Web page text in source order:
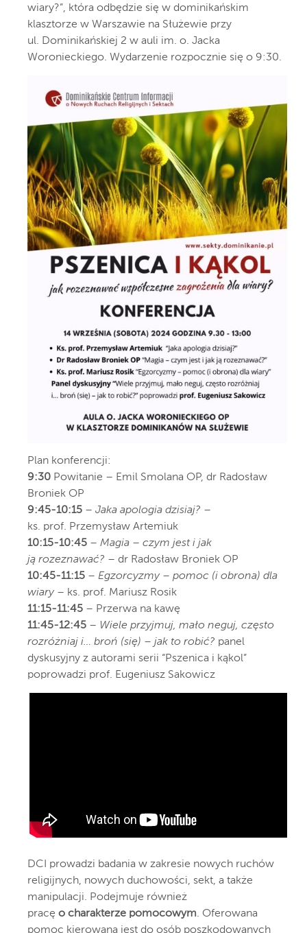
wiary?”, która odbędzie się w dominikańskim
klasztorze w Warszawie na Służewie przy
ul. Dominikańskiej 2 w auli im. o. Jacka
Woronieckiego. Wydarzenie rozpocznie się o 9:30.
Plan konferencji:
9:30 Powitanie – Emil Smolana OP, dr Radosław
Broniek OP
9:45-10:15 – Jaka apologia dzisiaj? –
ks. prof. Przemysław Artemiuk
10:15-10:45 – Magia – czym jest i jak
ją rozeznawać? – dr Radosław Broniek OP
10:45-11:15 – Egzorcyzmy – pomoc (i obrona) dla
wiary – ks. prof. Mariusz Rosik
11:15-11:45 – Przerwa na kawę
11:45-12:45 – Wiele przyjmuj, mało neguj, często
rozróżniaj i… broń (się) – jak to robić? panel
dyskusyjny z autorami serii “Pszenica i kąkol”
poprowadzi prof. Eugeniusz Sakowicz
DCI prowadzi badania w zakresie nowych ruchów
religijnych, nowych duchowości, sekt, a także
manipulacji. Podejmuje również
pracę o charakterze pomocowym. Oferowana
pomoc kierowana jest do osób poszkodowanych